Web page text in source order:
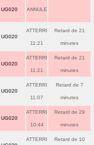
UG020 ANNULE
UG020
ATTERRI
11:21
Retard de 21
minutes
UG020
ATTERRI
11:21
Retard de 21
minutes
UG020
ATTERRI
11:07
Retard de 7
minutes
UG020
ATTERRI
10:44
Retard de 29
minutes
ATTERRI Retard de 10